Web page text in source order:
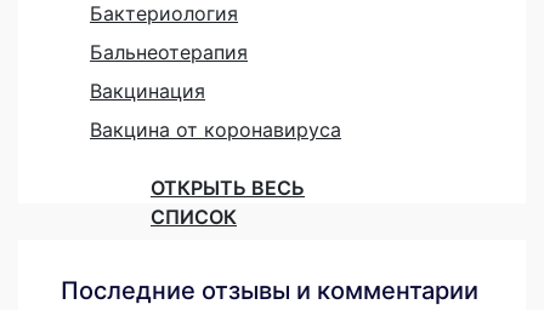
Бактериология
Бальнеотерапия
Вакцинация
Вакцина от коронавируса
ОТКРЫТЬ ВЕСЬ
СПИСОК
Последние отзывы и комментарии